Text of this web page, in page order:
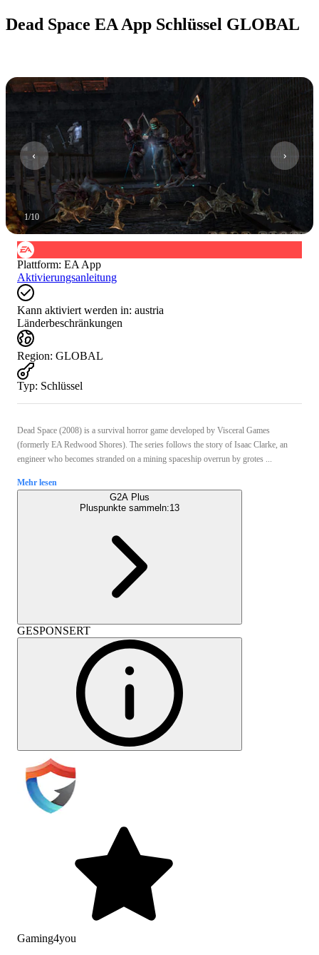
Dead Space EA App Schlüssel GLOBAL
1/10
Plattform: EA App
Aktivierungsanleitung
Kann aktiviert werden in: austria
Länderbeschränkungen
Region: GLOBAL
Typ: Schlüssel
Dead Space (2008) is a survival horror game developed by Visceral Games
(formerly EA Redwood Shores). The series follows the story of Isaac Clarke, an
engineer who becomes stranded on a mining spaceship overrun by grotes ...
Mehr lesen
G2A Plus
Pluspunkte sammeln:13
GESPONSERT
Gaming4you